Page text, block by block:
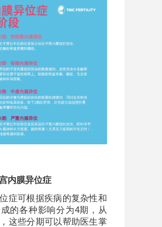
内膜异位症
症可根据疾病的复杂性和
的各种影响分为4期，从
这些分期可以帮助医生掌